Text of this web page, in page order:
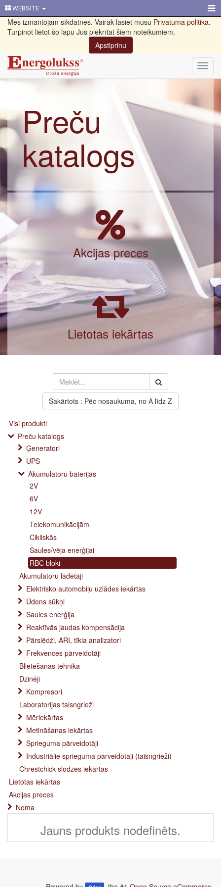
WEBSITE
Mēs izmantojam sīkdatnes. Vairāk lasiet mūsu Privātuma politikā.
Turpinot lietot šo lapu Jūs piekrītat šiem noteikumiem.
Apstiprinu
Preču
katalogs
Akcijas preces
Lietotas iekārtas
Sakārtots : Pēc nosaukuma, no A līdz Z
Visi produkti
Preču katalogs
Ģeneratori
UPS
Akumulatoru baterijas
2V
6V
12V
Telekomunikācijām
Cikliskās
Saules/vēja enerģijai
RBC bloki
Akumulatoru lādētāji
Elektrisko automobiļu uzlādes iekārtas
Ūdens sūkņi
Saules enerģija
Reaktīvās jaudas kompensācija
Pārslēdži, ARI, tīkla analizatori
Frekvences pārveidotāji
Blietēšanas tehnika
Dzinēji
Kompresori
Laboratorijas taisngrieži
Mēriekārtas
Metināšanas iekārtas
Sprieguma pārveidotāji
Industriālie sprieguma pārveidotāji (taisngrieži)
Chrestchick slodzes iekārtas
Lietotas iekārtas
Akcijas preces
Noma
Jauns produkts nodefinēts.